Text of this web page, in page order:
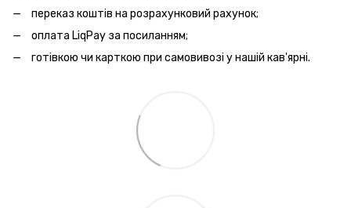
переказ коштів на розрахунковий рахунок;
оплата LiqPay за посиланням;
готівкою чи карткою при самовивозі у нашій кав'ярні.